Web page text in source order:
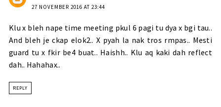
27 NOVEMBER 2016 AT 23:44
Klu x bleh nape time meeting pkul 6 pagi tu dya x bgi tau..
And bleh je ckap elok2.. X pyah la nak tros rmpas.. Mesti
guard tu x fkir be4 buat.. Haishh.. Klu aq kaki dah reflect
dah.. Hahahax..
REPLY